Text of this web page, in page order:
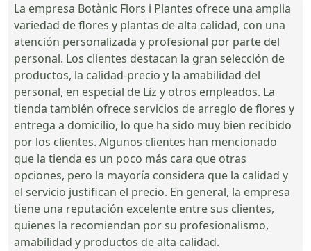
La empresa Botànic Flors i Plantes ofrece una amplia
variedad de flores y plantas de alta calidad, con una
atención personalizada y profesional por parte del
personal. Los clientes destacan la gran selección de
productos, la calidad-precio y la amabilidad del
personal, en especial de Liz y otros empleados. La
tienda también ofrece servicios de arreglo de flores y
entrega a domicilio, lo que ha sido muy bien recibido
por los clientes. Algunos clientes han mencionado
que la tienda es un poco más cara que otras
opciones, pero la mayoría considera que la calidad y
el servicio justifican el precio. En general, la empresa
tiene una reputación excelente entre sus clientes,
quienes la recomiendan por su profesionalismo,
amabilidad y productos de alta calidad.